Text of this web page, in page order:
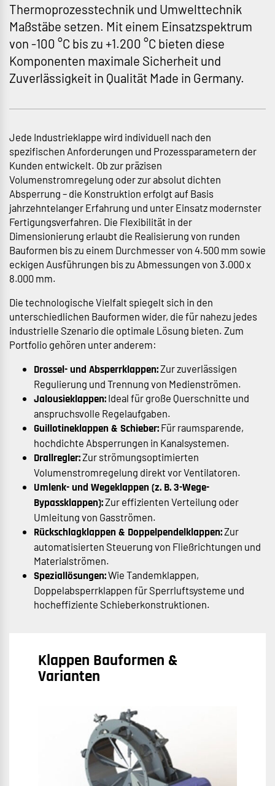
Thermoprozesstechnik und Umwelttechnik
Maßstäbe setzen. Mit einem Einsatzspektrum
von -100 °C bis zu +1.200 °C bieten diese
Komponenten maximale Sicherheit und
Zuverlässigkeit in Qualität Made in Germany.
Jede Industrieklappe wird individuell nach den
spezifischen Anforderungen und Prozessparametern der
Kunden entwickelt. Ob zur präzisen
Volumenstromregelung oder zur absolut dichten
Absperrung – die Konstruktion erfolgt auf Basis
jahrzehntelanger Erfahrung und unter Einsatz modernster
Fertigungsverfahren. Die Flexibilität in der
Dimensionierung erlaubt die Realisierung von runden
Bauformen bis zu einem Durchmesser von 4.500 mm sowie
eckigen Ausführungen bis zu Abmessungen von 3.000 x
8.000 mm.
Die technologische Vielfalt spiegelt sich in den
unterschiedlichen Bauformen wider, die für nahezu jedes
industrielle Szenario die optimale Lösung bieten. Zum
Portfolio gehören unter anderem:
Drossel- und Absperrklappen:Zur zuverlässigen
Regulierung und Trennung von Medienströmen.
Jalousieklappen: Ideal für große Querschnitte und
anspruchsvolle Regelaufgaben.
Guillotineklappen & Schieber: Für raumsparende,
hochdichte Absperrungen in Kanalsystemen.
Drallregler:Zur strömungsoptimierten
Volumenstromregelung direkt vor Ventilatoren.
Umlenk- und Wegeklappen (z. B. 3-Wege-
Bypassklappen):Zur effizienten Verteilung oder
Umleitung von Gasströmen.
Rückschlagklappen & Doppelpendelklappen:Zur
automatisierten Steuerung von Fließrichtungen und
Materialströmen.
Speziallösungen:Wie Tandemklappen,
Doppelabsperrklappen für Sperrluftsysteme und
hocheffiziente Schieberkonstruktionen.
Klappen Bauformen &
Varianten